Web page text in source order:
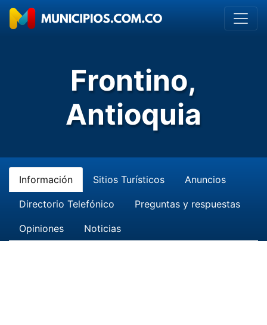
Frontino,
Antioquia
Información Sitios Turísticos Anuncios
Directorio Telefónico Preguntas y respuestas
Opiniones Noticias